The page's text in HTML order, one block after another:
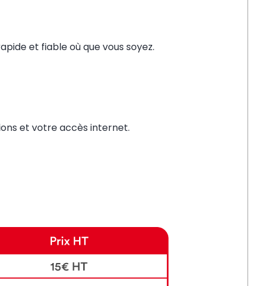
et fiable où que vous soyez.
et votre accès internet.